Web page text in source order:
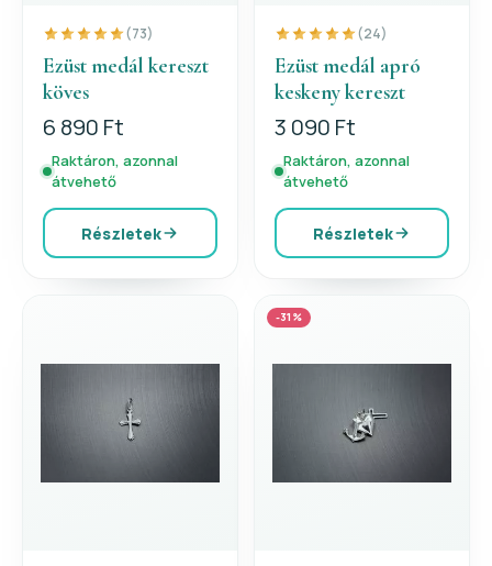
(73)
Ezüst medál kereszt
köves
6 890 Ft
Raktáron, azonnal
átvehető
Részletek
(24)
Ezüst medál apró
keskeny kereszt
3 090 Ft
Raktáron, azonnal
átvehető
Részletek
-31%